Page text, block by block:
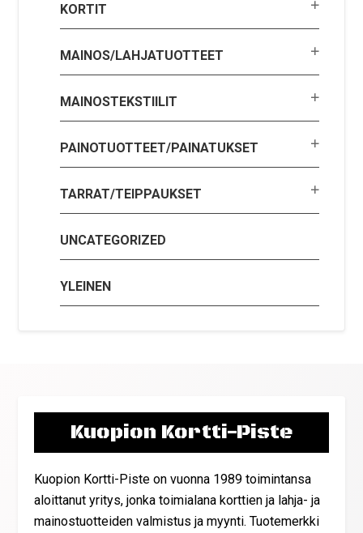
KORTIT
MAINOS/LAHJATUOTTEET
MAINOSTEKSTIILIT
PAINOTUOTTEET/PAINATUKSET
TARRAT/TEIPPAUKSET
UNCATEGORIZED
YLEINEN
Kuopion Kortti-Piste
Kuopion Kortti-Piste on vuonna 1989 toimintansa
aloittanut yritys, jonka toimialana korttien ja lahja- ja
mainostuotteiden valmistus ja myynti. Tuotemerkki